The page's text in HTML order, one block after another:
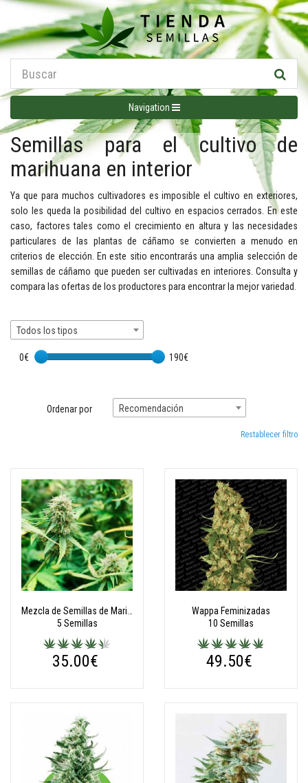
Navigation
Semillas para el cultivo de
marihuana en interior
Ya que para muchos cultivadores es imposible el cultivo en exteriores,
solo les queda la posibilidad del cultivo en espacios cerrados. En este
caso, factores tales como el crecimiento en altura y las necesidades
particulares de las plantas de cáñamo se convierten a menudo en
criterios de elección. En este sitio encontrarás una amplia selección de
semillas de cáñamo que pueden ser cultivadas en interiores. Consulta y
compara las ofertas de los productores para encontrar la mejor variedad.
Todos los tipos
0€ 190€
Ordenar por Recomendación
Restablecer filtro
5 Semillas
35.00€
Wappa Feminizadas
10 Semillas
49.50€